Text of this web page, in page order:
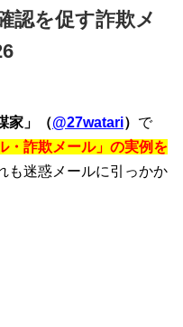
認を促す詐欺メ
家」（@27watari） で
・詐欺メール」の実例を
も迷惑メールに引っかか